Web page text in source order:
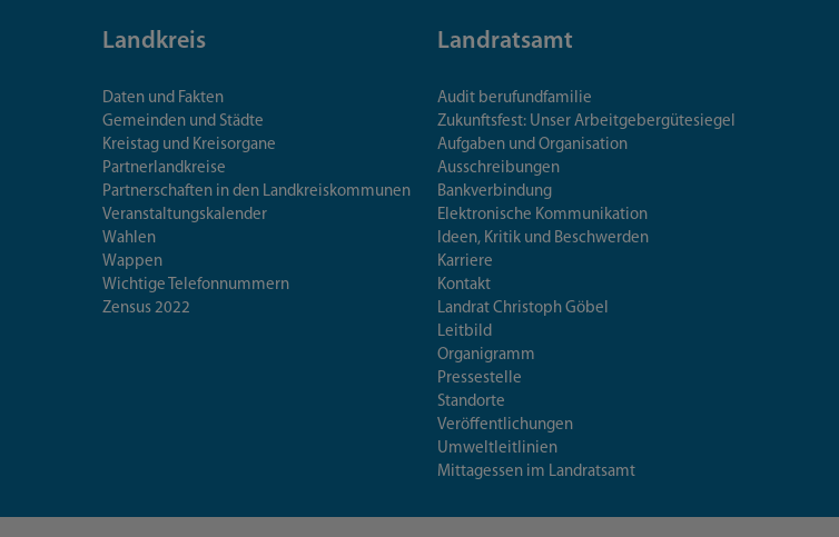
Landkreis
Daten und Fakten
Gemeinden und Städte
Kreistag und Kreisorgane
Partnerlandkreise
Partnerschaften in den Landkreiskommunen
Veranstaltungskalender
Wahlen
Wappen
Wichtige Telefonnummern
Zensus 2022
Landratsamt
Audit berufundfamilie
Zukunftsfest: Unser Arbeitgebergütesiegel
Aufgaben und Organisation
Ausschreibungen
Bankverbindung
Elektronische Kommunikation
Ideen, Kritik und Beschwerden
Karriere
Kontakt
Landrat Christoph Göbel
Leitbild
Organigramm
Pressestelle
Standorte
Veröffentlichungen
Umweltleitlinien
Mittagessen im Landratsamt